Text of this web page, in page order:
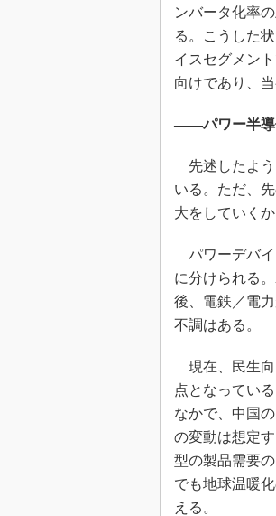
ンバータ化率
る。こうした
イスセグメン
向けであり、
――パワー半導
先述したよう
いる。ただ、
大をしていく
パワーデバイ
に分けられる
後、電鉄／電
不調はある。
現在、民生向
点となってい
なかで、中国
の変動は想定
型の製品需要
でも地球温暖
える。